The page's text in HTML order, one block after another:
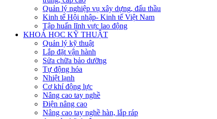
Quản lý nghiệp vụ xây dựng, đấu thầu
Kinh tế Hội nhập- Kinh tế Việt Nam
Tập huấn lĩnh vực lao động
KHOÁ HỌC KỸ THUẬT
Quản lý kỹ thuật
Lắp đặt vận hành
Sửa chữa bảo dưỡng
Tự động hóa
Nhiệt lạnh
Cơ khí động lực
Nâng cao tay nghề
Điện nâng cao
Nâng cao tay nghề hàn, lắp ráp